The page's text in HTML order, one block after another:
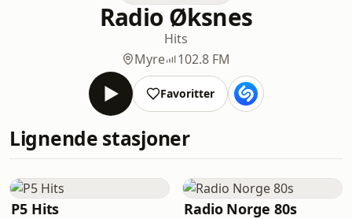
Radio Øksnes
Hits
Myre
102.8 FM
Favoritter
Lignende stasjoner
P5 Hits Radio Norge 80s